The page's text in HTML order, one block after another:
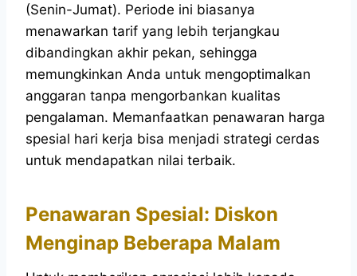
(Senin-Jumat). Periode ini biasanya
menawarkan tarif yang lebih terjangkau
dibandingkan akhir pekan, sehingga
memungkinkan Anda untuk mengoptimalkan
anggaran tanpa mengorbankan kualitas
pengalaman. Memanfaatkan penawaran harga
spesial hari kerja bisa menjadi strategi cerdas
untuk mendapatkan nilai terbaik.
Penawaran Spesial: Diskon
Menginap Beberapa Malam